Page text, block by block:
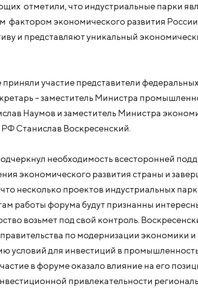
отметили, что индустриальные парки
фактором экономического развития
и представляют уникальный
участие представители
– заместитель Министра
Наумов и заместитель Министра
РФ Станислав Воскресенский.
необходимость всесторонней
экономического развития страны и
несколько проектов индустриальных
работы форума будут признанны
возьмет под свой контроль.
по модернизации экономики и
условий для инвестиций в
в форуме оказало влияние на его
привлекательности